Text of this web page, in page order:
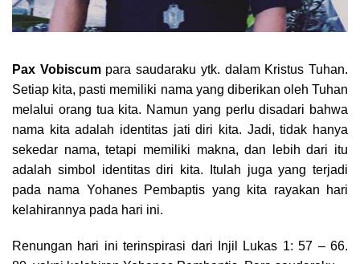
Pax Vobiscumpara saudaraku ytk. dalam Kristus Tuhan.
Setiap kita, pasti memiliki nama yang diberikan oleh Tuhan
melalui orang tua kita. Namun yang perlu disadari bahwa
nama kita adalah identitas jati diri kita. Jadi, tidak hanya
sekedar nama, tetapi memiliki makna, dan lebih dari itu
adalah simbol identitas diri kita. Itulah juga yang terjadi
pada nama Yohanes Pembaptis yang kita rayakan hari
kelahirannya pada hari ini.
Renungan hari ini terinspirasi dari Injil Lukas 1: 57 – 66.